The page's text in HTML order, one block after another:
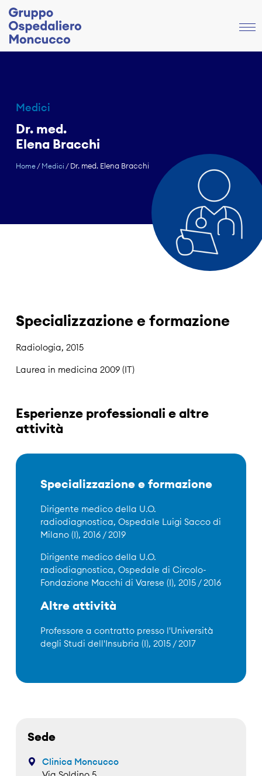
Medici
Dr. med.
Elena Bracchi
Home / Medici / Dr. med. Elena Bracchi
Specializzazione e formazione
Radiologia, 2015
Laurea in medicina 2009 (IT)
Esperienze professionali e altre
attività
Specializzazione e formazione
Dirigente medico della U.O.
radiodiagnostica, Ospedale Luigi Sacco di
Milano (I), 2016 / 2019
Dirigente medico della U.O.
radiodiagnostica, Ospedale di Circolo-
Fondazione Macchi di Varese (I), 2015 / 2016
Altre attività
Professore a contratto presso l'Università
degli Studi dell'Insubria (I), 2015 / 2017
Sede
Clinica Moncucco